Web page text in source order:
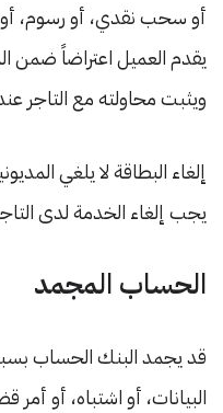
أو سحب نقدي، أو رسوم،
يقدم العميل اعتراضاً ضمن
ويثبت محاولته مع التاجر
إلغاء البطاقة لا يلغي
يجب إلغاء الخدمة لدى
الحساب المجمد
قد يجمد البنك الحساب
البيانات، أو اشتباه، أو أمر